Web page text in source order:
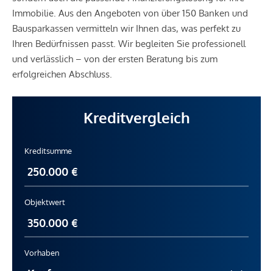
Immobilie. Aus den Angeboten von über 150 Banken und
Bausparkassen vermitteln wir Ihnen das, was perfekt zu
Ihren Bedürfnissen passt. Wir begleiten Sie professionell
und verlässlich – von der ersten Beratung bis zum
erfolgreichen Abschluss.
Kreditvergleich
Kreditsumme
Objektwert
Vorhaben